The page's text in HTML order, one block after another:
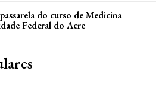
do curso de Medicina
Federal do Acre